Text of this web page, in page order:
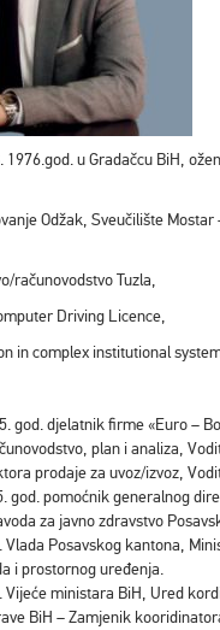
u Gradačcu BiH,
Odžak, Sveučilište Mostar
računovodstvo Tuzla,
Driving Licence,
in complex institutional
god. djelatnik firme «Euro –
plan i analiza,
prodaje za uvoz/izvoz,
god. pomoćnik generalnog
za javno zdravstvo
Vlada Posavskog kantona,
i prostornog uređenja.
Vijeće ministara BiH, Ured
BiH – Zamjenik